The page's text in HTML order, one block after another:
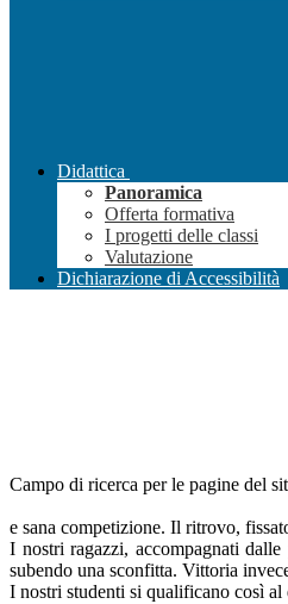
Didattica
Panoramica
Offerta formativa
I progetti delle classi
Valutazione
Dichiarazione di Accessibilità
Campo di ricerca per le pagine del
e sana competizione. Il ritrovo,
I nostri ragazzi, accompagnati
subendo una sconfitta. Vittoria
I nostri studenti si qualificano così al